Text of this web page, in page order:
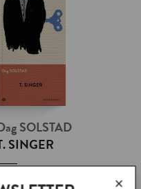
SOLSTAD
SINGER
Singerè il romanzo più×